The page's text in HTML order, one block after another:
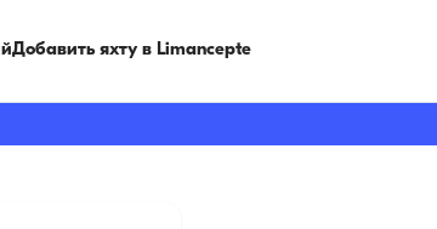
Добавить яхту в Limancepte